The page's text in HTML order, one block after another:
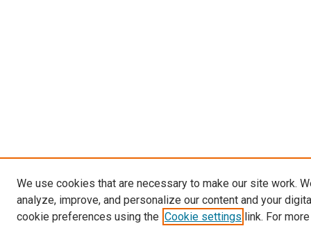
We use cookies that are necessary to make our site work.
analyze, improve, and personalize our content and your
cookie preferences using the Cookie settings link. For